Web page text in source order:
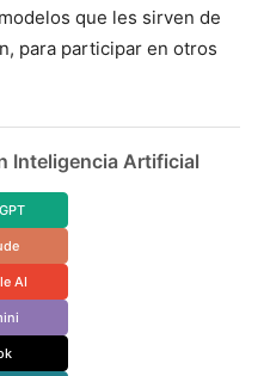
que les sirven de
para participar en otros
Inteligencia Artificial
AI